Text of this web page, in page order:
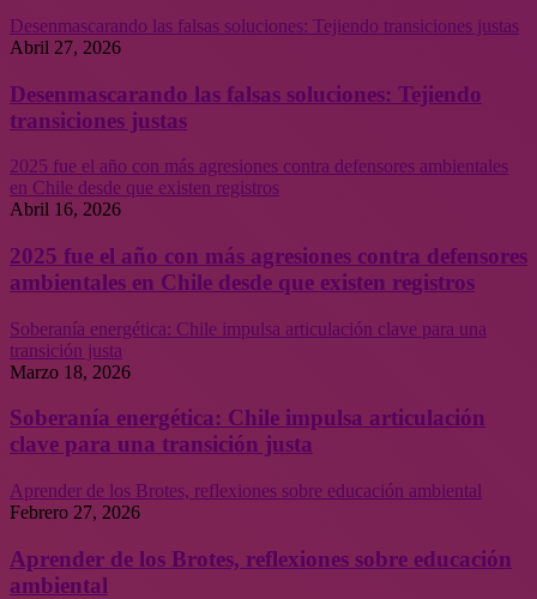
Desenmascarando las falsas soluciones: Tejiendo transiciones justas
Abril 27, 2026
Desenmascarando las falsas soluciones: Tejiendo
transiciones justas
2025 fue el año con más agresiones contra defensores ambientales
en Chile desde que existen registros
Abril 16, 2026
2025 fue el año con más agresiones contra defensores
ambientales en Chile desde que existen registros
Soberanía energética: Chile impulsa articulación clave para una
transición justa
Marzo 18, 2026
Soberanía energética: Chile impulsa articulación
clave para una transición justa
Aprender de los Brotes, reflexiones sobre educación ambiental
Febrero 27, 2026
Aprender de los Brotes, reflexiones sobre educación
ambiental